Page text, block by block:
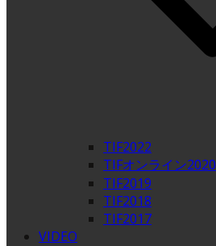
TIF2022
TIFオンライン2020
TIF2019
TIF2018
TIF2017
VIDEO